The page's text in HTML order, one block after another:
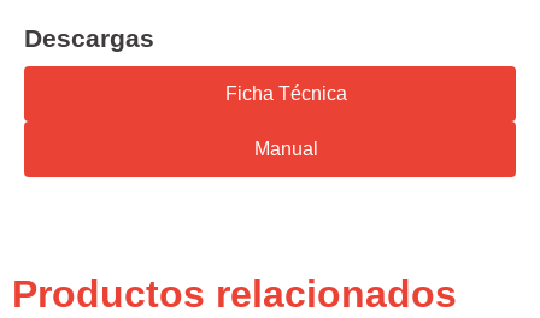
Descargas
Ficha Técnica
Manual
Productos relacionados